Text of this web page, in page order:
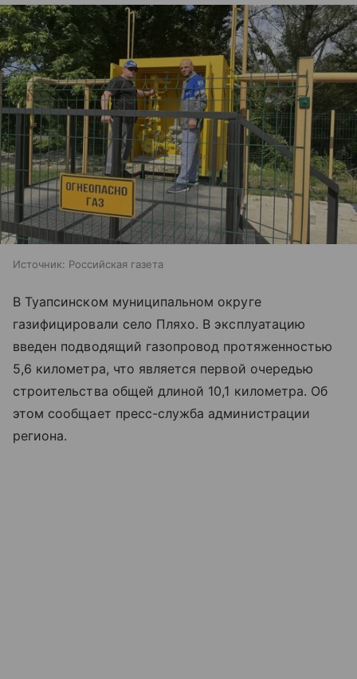
Источник: Российская газета
В Туапсинском муниципальном округе
газифицировали село Пляхо. В эксплуатацию
введен подводящий газопровод протяженностью
5,6 километра, что является первой очередью
строительства общей длиной 10,1 километра. Об
этом сообщает пресс-служба администрации
региона.